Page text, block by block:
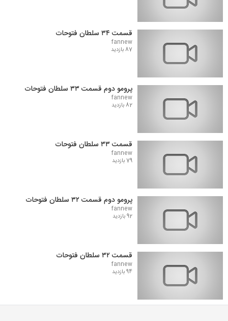
قسمت ۳۴ سلطان فتوحات
fannew
87 بازدید
پرومو دوم قسمت ۳۳ سلطان فتوحات
fannew
82 بازدید
قسمت ۳۳ سلطان فتوحات
fannew
79 بازدید
پرومو دوم قسمت ۳۲ سلطان فتوحات
fannew
92 بازدید
قسمت ۳۲ سلطان فتوحات
fannew
94 بازدید